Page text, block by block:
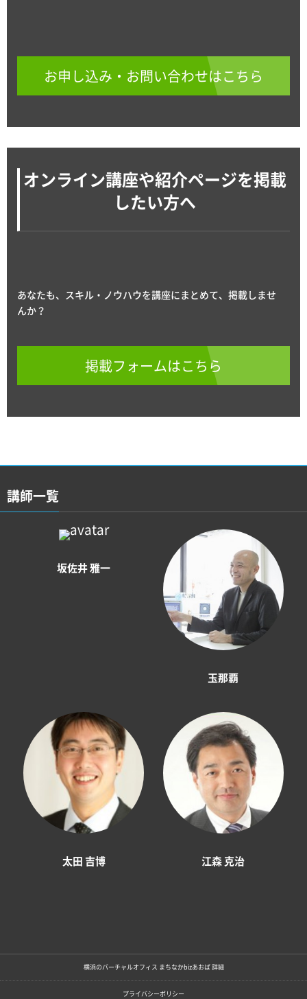
お申し込み・お問い合わせはこちら
オンライン講座や紹介ページを掲載
したい方へ
あなたも、スキル・ノウハウを講座にまとめて、掲載しませ
んか？
掲載フォームはこちら
講師一覧
坂佐井 雅一
玉那覇
太田 吉博 江森 克治
横浜のバーチャルオフィス まちなかbizあおば 詳細
プライバシーポリシー